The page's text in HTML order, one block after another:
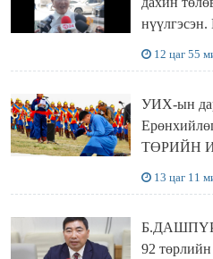
нүүлгэсэн.
12 цаг 55
УИХ-ын
ТӨРИЙН
13 цаг 11
92